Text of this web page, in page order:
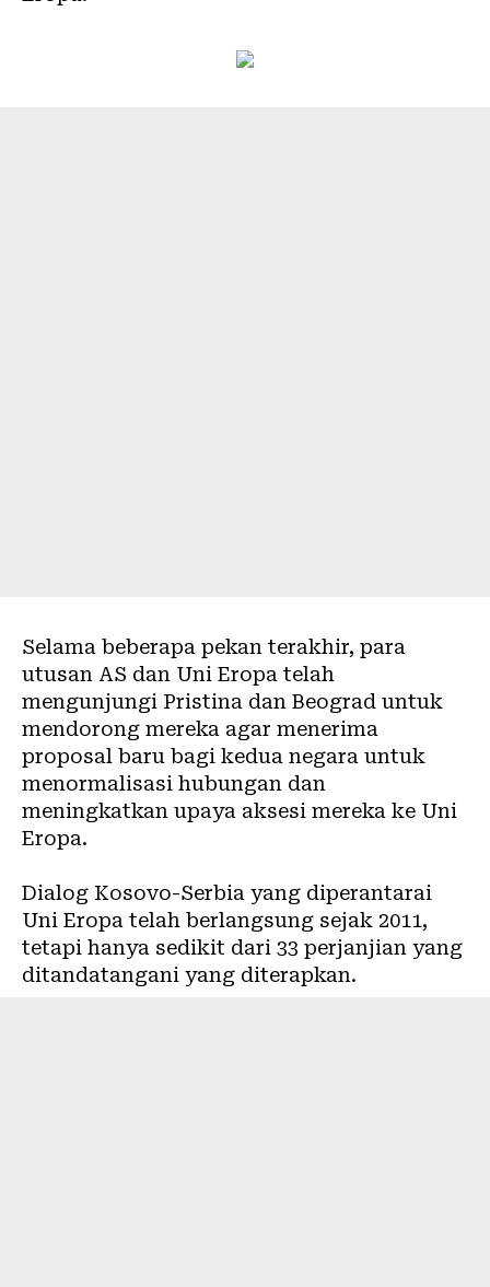
Selama beberapa pekan terakhir, para
utusan AS dan Uni Eropa telah
mengunjungi Pristina dan Beograd untuk
mendorong mereka agar menerima
proposal baru bagi kedua negara untuk
menormalisasi hubungan dan
meningkatkan upaya aksesi mereka ke Uni
Eropa.
Dialog Kosovo-Serbia yang diperantarai
Uni Eropa telah berlangsung sejak 2011,
tetapi hanya sedikit dari 33 perjanjian yang
ditandatangani yang diterapkan.